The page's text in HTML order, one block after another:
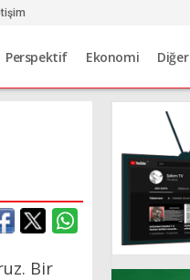
Perspektif Ekonomi Diğer
Bir